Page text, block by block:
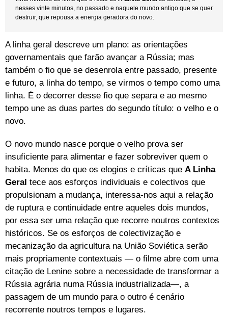
nesses vinte minutos, no passado e naquele mundo antigo que se quer
destruir, que repousa a energia geradora do novo.
A linha geral descreve um plano: as orientações
governamentais que farão avançar a Rússia; mas
também o fio que se desenrola entre passado, presente
e futuro, a linha do tempo, se virmos o tempo como uma
linha. É o decorrer desse fio que separa e ao mesmo
tempo une as duas partes do segundo título: o velho e o
novo.
O novo mundo nasce porque o velho prova ser
insuficiente para alimentar e fazer sobreviver quem o
habita. Menos do que os elogios e críticas que A Linha
Geral tece aos esforços individuais e colectivos que
propulsionam a mudança, interessa-nos aqui a relação
de ruptura e continuidade entre aqueles dois mundos,
por essa ser uma relação que recorre noutros contextos
históricos. Se os esforços de colectivização e
mecanização da agricultura na União Soviética serão
mais propriamente contextuais — o filme abre com uma
citação de Lenine sobre a necessidade de transformar a
Rússia agrária numa Rússia industrializada—, a
passagem de um mundo para o outro é cenário
recorrente noutros tempos e lugares.